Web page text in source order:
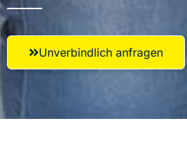
Unverbindlich anfragen